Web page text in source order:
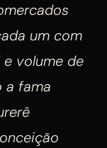
um com
volume de
a fama